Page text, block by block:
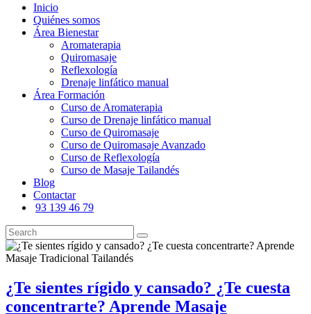
Inicio
Quiénes somos
Área Bienestar
Aromaterapia
Quiromasaje
Reflexología
Drenaje linfático manual
Área Formación
Curso de Aromaterapia
Curso de Drenaje linfático manual
Curso de Quiromasaje
Curso de Quiromasaje Avanzado
Curso de Reflexología
Curso de Masaje Tailandés
Blog
Contactar
93 139 46 79
¿Te sientes rígido y cansado? ¿Te cuesta
concentrarte? Aprende Masaje